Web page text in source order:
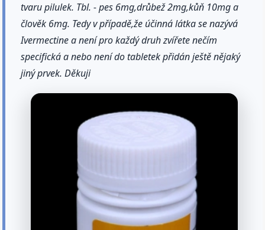
tvaru pilulek. Tbl. - pes 6mg,drůbež 2mg,kůň 10mg a
člověk 6mg. Tedy v případě,že účinná látka se nazývá
Ivermectine a není pro každý druh zvířete nečím
specifická a nebo není do tabletek přidán ještě nějaký
jiný prvek. Děkuji